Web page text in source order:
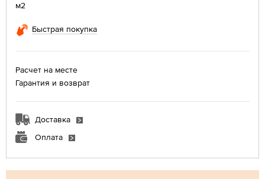
м2
Быстрая покупка
Расчет на месте
Гарантия и возврат
Доставка
Оплата